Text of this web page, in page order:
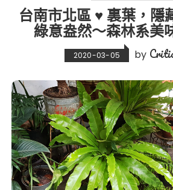
台南市北區 ♥ 裏葉，隱
綠意盎然～森林系美
2020-03-05 by